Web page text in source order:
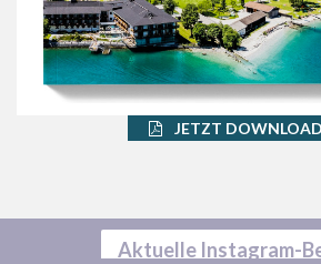
JETZT
Aktuelle Instagram-